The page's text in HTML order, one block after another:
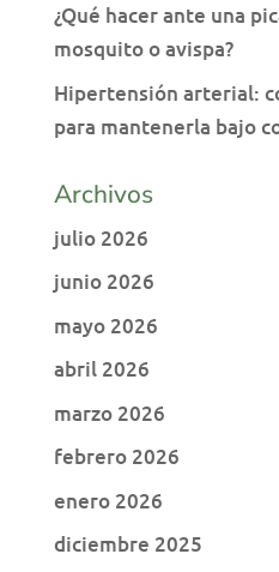
¿Qué hacer ante una
mosquito o avispa?
Hipertensión arterial:
para mantenerla bajo
Archivos
julio 2026
junio 2026
mayo 2026
abril 2026
marzo 2026
febrero 2026
enero 2026
diciembre 2025